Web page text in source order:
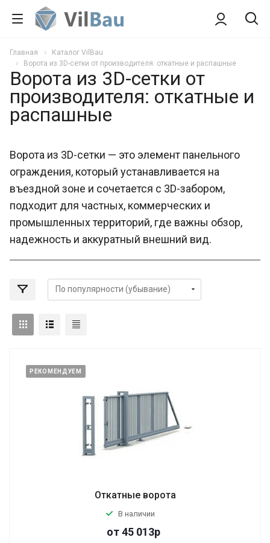
Главная
Каталог VilBau
Ворота из 3D-сетки от производителя: откатные и распашные
Ворота из 3D-сетки от
производителя: откатные и
распашные
Ворота из 3D-сетки — это элемент панельного
ограждения, который устанавливается на
въездной зоне и сочетается с 3D-забором,
подходит для частных, коммерческих и
промышленных территорий, где важны обзор,
надежность и аккуратный внешний вид.
РЕКОМЕНДУЕМ
Откатные ворота
В наличии
от45 013р